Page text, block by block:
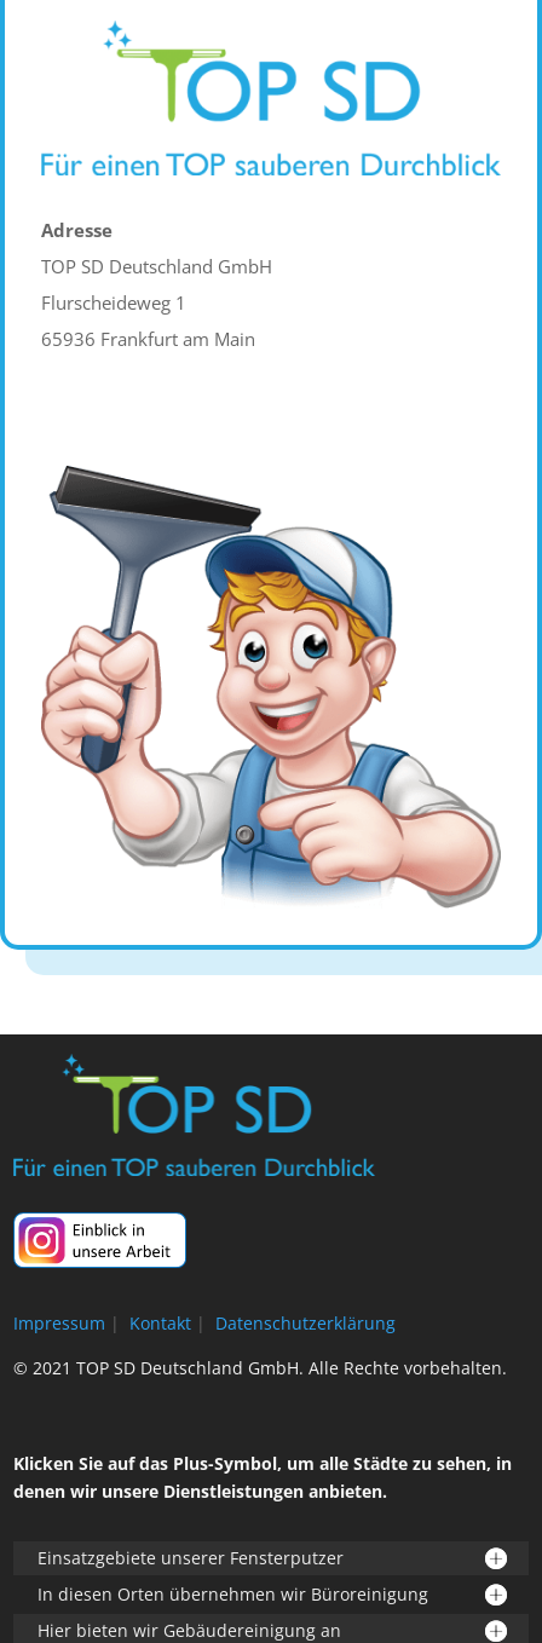
Adresse
TOP SD Deutschland GmbH
Flurscheideweg 1
65936 Frankfurt am Main
Impressum | Kontakt |
Datenschutzerklärung
© 2021 TOP SD Deutschland GmbH. Alle Rechte vorbehalten.
Klicken Sie auf das Plus-Symbol, um alle Städte zu sehen, in
denen wir unsere Dienstleistungen anbieten.
Einsatzgebiete unserer Fensterputzer
In diesen Orten übernehmen wir Büroreinigung
Hier bieten wir Gebäudereinigung an